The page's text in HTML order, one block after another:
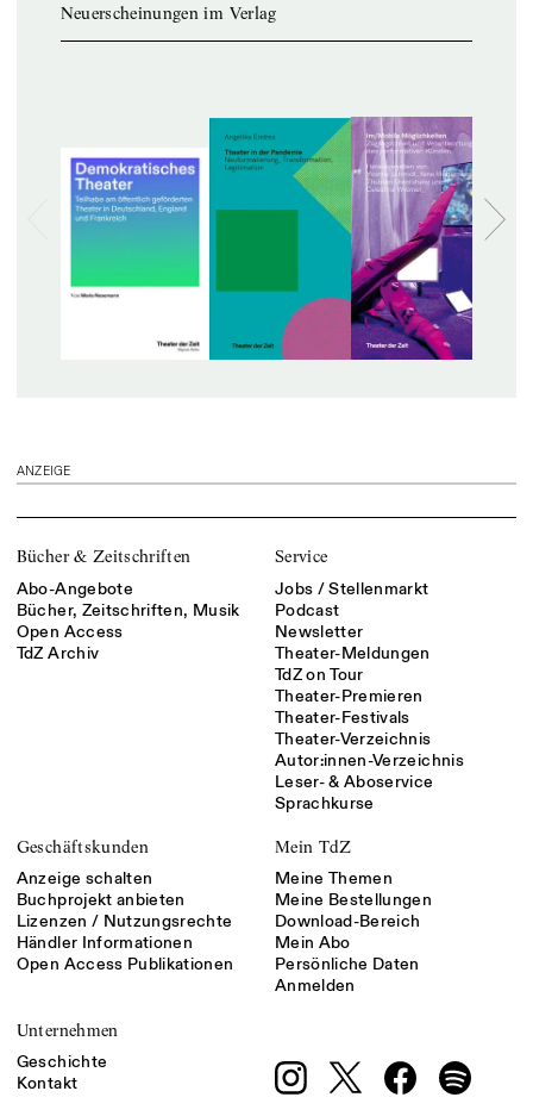
Neuerscheinungen im Verlag
ANZEIGE
Bücher & Zeitschriften
Abo-Angebote
Bücher, Zeitschriften, Musik
Open Access
TdZ Archiv
Service
Jobs / Stellenmarkt
Podcast
Newsletter
Theater-Meldungen
TdZ on Tour
Theater-Premieren
Theater-Festivals
Theater-Verzeichnis
Autor:innen-Verzeichnis
Leser- & Aboservice
Sprachkurse
Geschäftskunden
Anzeige schalten
Buchprojekt anbieten
Lizenzen / Nutzungsrechte
Händler Informationen
Open Access Publikationen
Mein TdZ
Meine Themen
Meine Bestellungen
Download-Bereich
Mein Abo
Persönliche Daten
Anmelden
Unternehmen
Geschichte
Kontakt